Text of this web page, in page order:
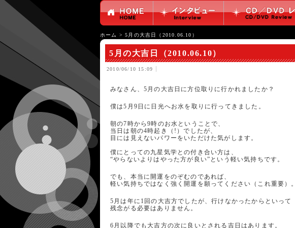
ホーム >5月の大吉日（2010.06.10）
5月の大吉日（2010.06.10）
2010/06/10 15:09
みなさん、5月の大吉日に方位取りに行かれましたか？
僕は5月9日に日光へお水を取りに行ってきました。
朝の7時から9時のお水ということで、
当日は朝の4時起き（!）でしたが、
目には見えないパワーをいただけた気がします。
僕にとっての九星気学との付き合い方は、
“やらないよりはやった方が良い”という軽い気持ちです。
でも、本当に開運をのぞむのであれば、
軽い気持ちではなく強く開運を願ってください（これ重要）。
5月は年に1回の大吉方でしたが、行けなかったからといって
残念がる必要はありません。
6月以降でも大吉方の次に良いとされる吉日はあります。